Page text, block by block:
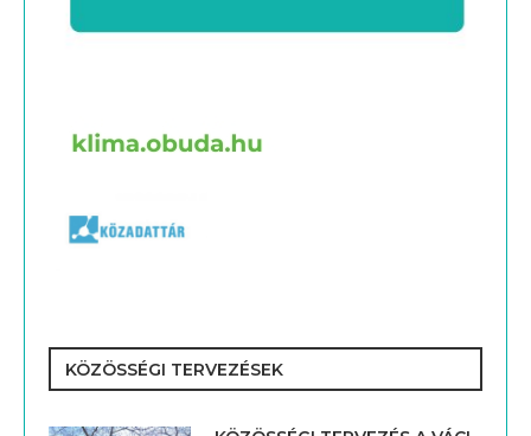
KÖZÖSSÉGI TERVEZÉSEK